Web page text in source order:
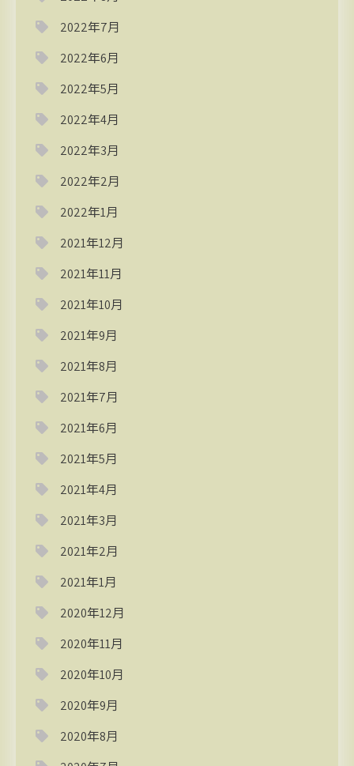
2022年7月
2022年6月
2022年5月
2022年4月
2022年3月
2022年2月
2022年1月
2021年12月
2021年11月
2021年10月
2021年9月
2021年8月
2021年7月
2021年6月
2021年5月
2021年4月
2021年3月
2021年2月
2021年1月
2020年12月
2020年11月
2020年10月
2020年9月
2020年8月